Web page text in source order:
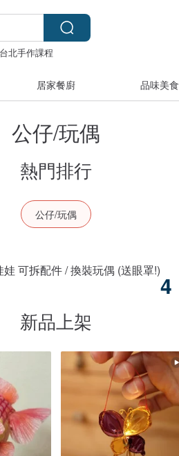
台北手作課程
居家餐廚 品味美食
公仔/玩偶
熱門排行
公仔/玩偶
可拆配件 / 換裝玩偶 (送眼罩!)4
新品上架